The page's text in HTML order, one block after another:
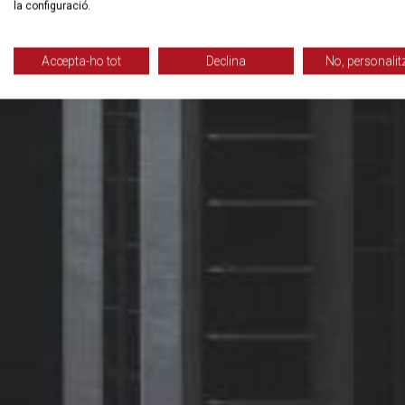
la configuració.
Accepta-ho tot Declina No,